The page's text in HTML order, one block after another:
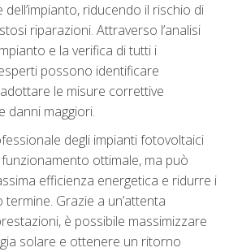
riducendo il rischio di
riparazioni. Attraverso l’analisi
e la verifica di tutti i
possono identificare
le misure correttive
danni maggiori.
degli impianti fotovoltaici
ottimale, ma può
efficienza energetica e ridurre i
Grazie a un’attenta
è possibile massimizzare
solare e ottenere un ritorno